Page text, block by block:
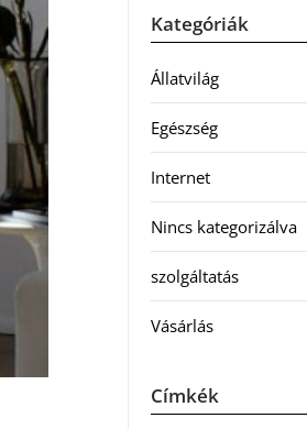
Kategóriák
Állatvilág
Egészség
Internet
Nincs kategorizálva
szolgáltatás
Vásárlás
Címkék